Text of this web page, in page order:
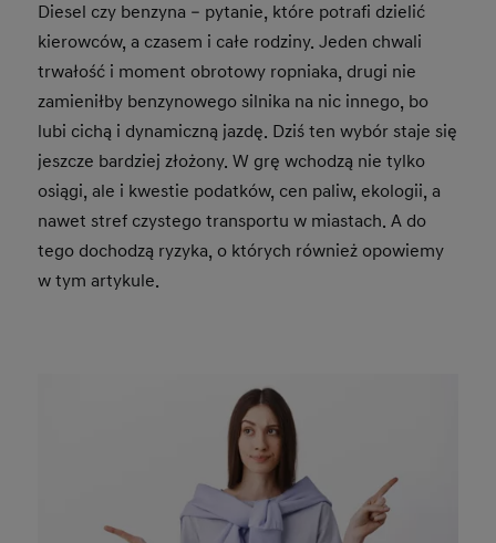
Diesel czy benzyna – pytanie, które potrafi dzielić
kierowców, a czasem i całe rodziny. Jeden chwali
trwałość i moment obrotowy ropniaka, drugi nie
zamieniłby benzynowego silnika na nic innego, bo
lubi cichą i dynamiczną jazdę. Dziś ten wybór staje się
jeszcze bardziej złożony. W grę wchodzą nie tylko
osiągi, ale i kwestie podatków, cen paliw, ekologii, a
nawet stref czystego transportu w miastach. A do
tego dochodzą ryzyka, o których również opowiemy
w tym artykule.